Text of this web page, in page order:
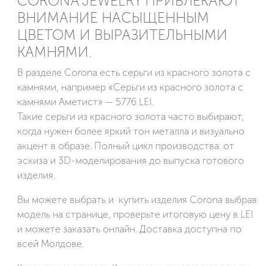
ВНИМАНИЕ НАСЫЩЕННЫМ
ЦВЕТОМ И ВЫРАЗИТЕЛЬНЫМИ
КАМНЯМИ.
В разделе Corona есть серьги из красного золота с
камнями, например «Серьги из красного золота с
камнями Аметист» — 5776 LEI.
Такие серьги из красного золота часто выбирают,
когда нужен более яркий тон металла и визуально
акцент в образе. Полный цикл производства: от
эскиза и 3D-моделирования до выпуска готового
изделия.
Вы можете выбрать и купить изделия Corona выбрав
модель на странице, проверьте итоговую цену в LEI
и можете заказать онлайн. Доставка доступна по
всей Молдове.